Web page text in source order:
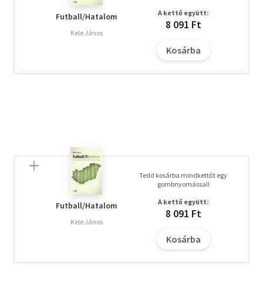
Futball/Hatalom
Kele János
A kettő együtt:
8 091 Ft
Kosárba
Futball/Hatalom
Kele János
Tedd kosárba mindkettőt egy
gombnyomással!
A kettő együtt:
8 091 Ft
Kosárba